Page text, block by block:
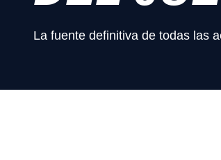
La fuente definitiva de todas las